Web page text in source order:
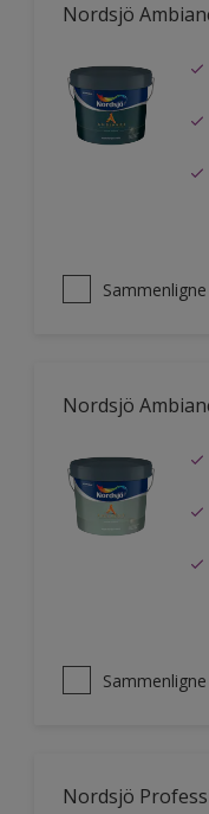
Nordsjö
Sammenligne
Nordsjö
Sammenligne
Nordsjö